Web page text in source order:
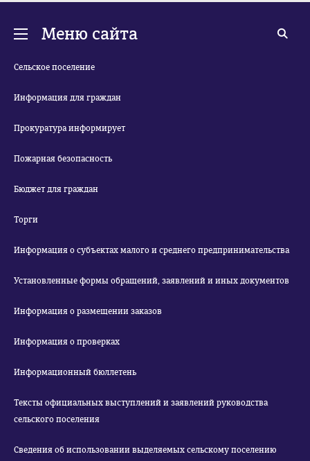
Меню сайта
Сельское поселение
Информация для граждан
Прокуратура информирует
Пожарная безопасность
Бюджет для граждан
Торги
Информация о субъектах малого и среднего предпринимательства
Установленные формы обращений, заявлений и иных документов
Информация о размещении заказов
Информация о проверках
Информационный бюллетень
Тексты официальных выступлений и заявлений руководства
сельского поселения
Сведения об использовании выделяемых сельскому поселению